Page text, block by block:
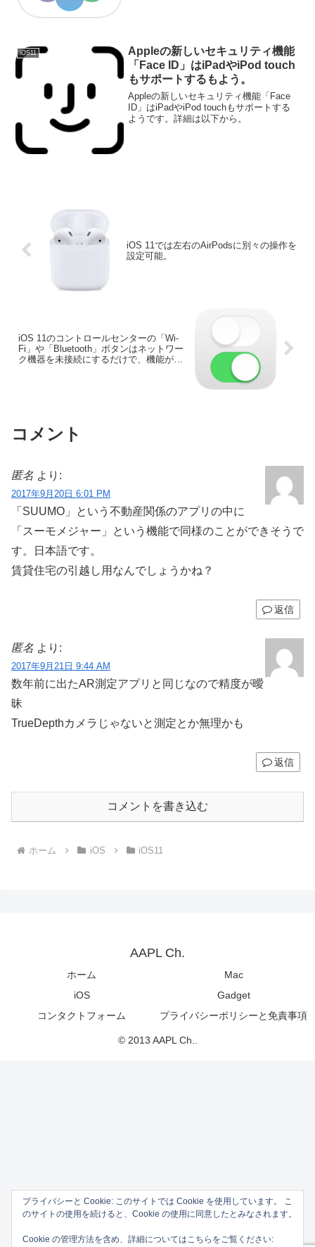
iOS11
Appleの新しいセキュリティ機能
「Face ID」はiPadやiPod touch
もサポートするもよう。
Appleの新しいセキュリティ機能「Face
ID」はiPadやiPod touchもサポートする
ようです。詳細は以下から。
iOS 11では左右のAirPodsに別々の操作を
設定可能。
iOS 11のコントロールセンターの「Wi-
Fi」や「Bluetooth」ボタンはネットワー
ク機器を未接続にするだけで、機能がオ
コメント
匿名 より:
2017年9月20日 6:01 PM
「SUUMO」という不動産関係のアプリの中に
「スーモメジャー」という機能で同様のことができそうで
す。日本語です。
賃貸住宅の引越し用なんでしょうかね？
返信
匿名 より:
2017年9月21日 9:44 AM
数年前に出たAR測定アプリと同じなので精度が曖
昧
TrueDepthカメラじゃないと測定とか無理かも
返信
コメントを書き込む
ホーム iOS iOS11
AAPL Ch.
ホーム
Mac
iOS
Gadget
コンタクトフォーム
プライバシーポリシーと免責事項
© 2013 AAPL Ch..
プライバシーと Cookie: このサイトでは Cookie を使用しています。 こ
のサイトの使用を続けると、Cookie の使用に同意したとみなされます。
Cookie の管理方法を含め、詳細についてはこちらをご覧ください: